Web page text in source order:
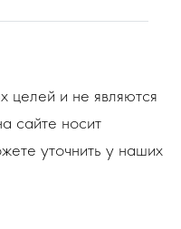
целей и не являются
сайте носит
уточнить у наших